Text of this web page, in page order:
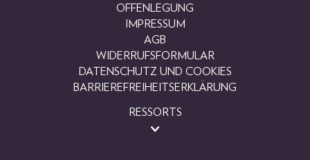
OFFENLEGUNG
IMPRESSUM
AGB
WIDERRUFSFORMULAR
DATENSCHUTZ UND COOKIES
BARRIEREFREIHEITSERKLÄRUNG
RESSORTS